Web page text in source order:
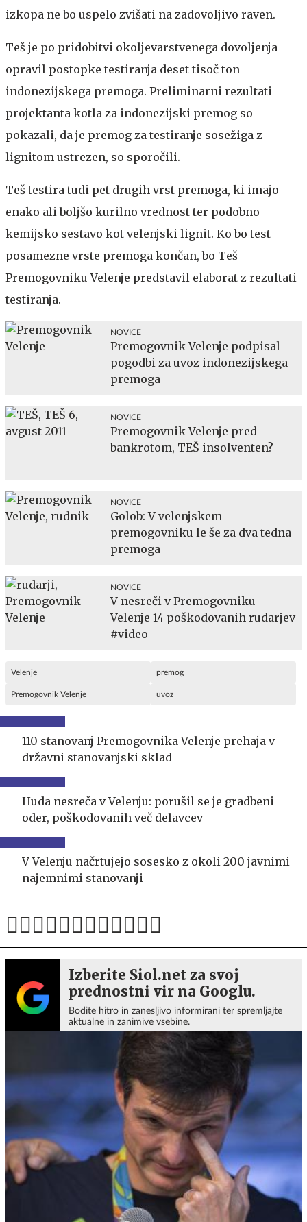
izkopa ne bo uspelo zvišati na zadovoljivo raven.
Teš je po pridobitvi okoljevarstvenega dovoljenja
opravil postopke testiranja deset tisoč ton
indonezijskega premoga. Preliminarni rezultati
projektanta kotla za indonezijski premog so
pokazali, da je premog za testiranje sosežiga z
lignitom ustrezen, so sporočili.
Teš testira tudi pet drugih vrst premoga, ki imajo
enako ali boljšo kurilno vrednost ter podobno
kemijsko sestavo kot velenjski lignit. Ko bo test
posamezne vrste premoga končan, bo Teš
Premogovniku Velenje predstavil elaborat z rezultati
testiranja.
NOVICE
Premogovnik Velenje podpisal
pogodbi za uvoz indonezijskega
premoga
NOVICE
Premogovnik Velenje pred
bankrotom, TEŠ insolventen?
NOVICE
Golob: V velenjskem
premogovniku le še za dva tedna
premoga
NOVICE
V nesreči v Premogovniku
Velenje 14 poškodovanih rudarjev
#video
Velenje premog
Premogovnik Velenje uvoz
110 stanovanj Premogovnika Velenje prehaja v
državni stanovanjski sklad
Huda nesreča v Velenju: porušil se je gradbeni
oder, poškodovanih več delavcev
V Velenju načrtujejo sosesko z okoli 200 javnimi
najemnimi stanovanji
Izberite Siol.net za svoj
prednostni vir na Googlu.
Bodite hitro in zanesljivo informirani ter spremljajte
aktualne in zanimive vsebine.